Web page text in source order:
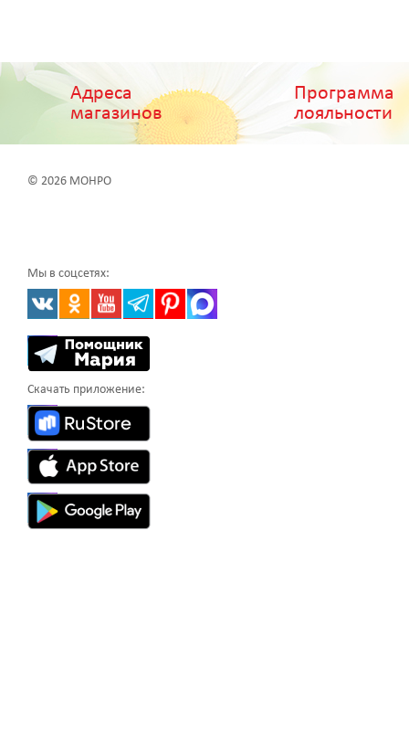
Адреса
магазинов
Программа
лояльности
© 2026 МОНРО
Мы в соцсетях:
Скачать приложение: